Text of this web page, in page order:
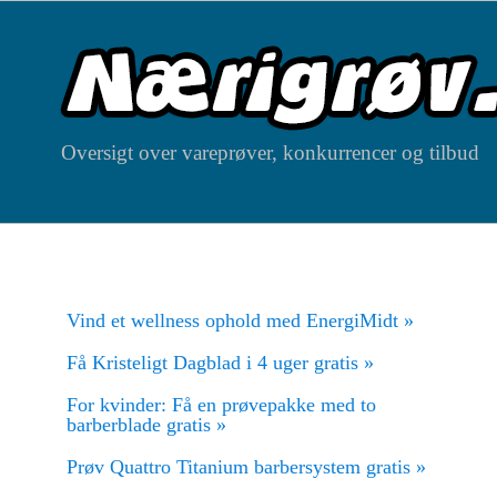
Oversigt over vareprøver, konkurrencer og tilbud
Vind et wellness ophold med EnergiMidt »
Få Kristeligt Dagblad i 4 uger gratis »
For kvinder: Få en prøvepakke med to
barberblade gratis »
Prøv Quattro Titanium barbersystem gratis »